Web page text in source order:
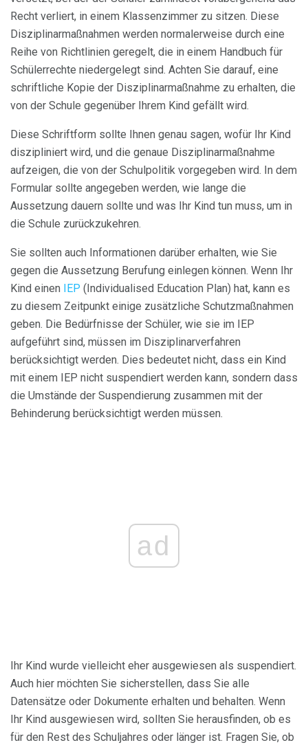
Recht verliert, in einem Klassenzimmer zu sitzen. Diese
Disziplinarmaßnahmen werden normalerweise durch eine
Reihe von Richtlinien geregelt, die in einem Handbuch für
Schülerrechte niedergelegt sind. Achten Sie darauf, eine
schriftliche Kopie der Disziplinarmaßnahme zu erhalten, die
von der Schule gegenüber Ihrem Kind gefällt wird.
Diese Schriftform sollte Ihnen genau sagen, wofür Ihr Kind
diszipliniert wird, und die genaue Disziplinarmaßnahme
aufzeigen, die von der Schulpolitik vorgegeben wird. In dem
Formular sollte angegeben werden, wie lange die
Aussetzung dauern sollte und was Ihr Kind tun muss, um in
die Schule zurückzukehren.
Sie sollten auch Informationen darüber erhalten, wie Sie
gegen die Aussetzung Berufung einlegen können. Wenn Ihr
Kind einen
IEP (Individualised Education Plan) hat, kann es
zu diesem Zeitpunkt einige zusätzliche Schutzmaßnahmen
geben. Die Bedürfnisse der Schüler, wie sie im IEP
aufgeführt sind, müssen im Disziplinarverfahren
berücksichtigt werden. Dies bedeutet nicht, dass ein Kind
mit einem IEP nicht suspendiert werden kann, sondern dass
die Umstände der Suspendierung zusammen mit der
Behinderung berücksichtigt werden müssen.
ad
Ihr Kind wurde vielleicht eher ausgewiesen als suspendiert.
Auch hier möchten Sie sicherstellen, dass Sie alle
Datensätze oder Dokumente erhalten und behalten. Wenn
Ihr Kind ausgewiesen wird, sollten Sie herausfinden, ob es
für den Rest des Schuljahres oder länger ist. Fragen Sie, ob